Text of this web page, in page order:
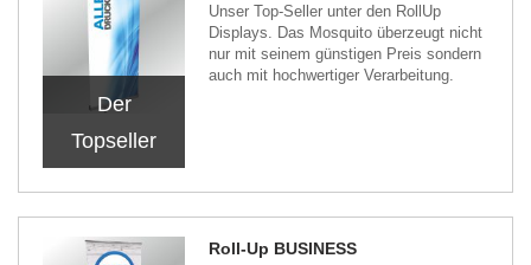
Der
Topseller
Unser Top-Seller unter den RollUp
Displays. Das Mosquito überzeugt nicht
nur mit seinem günstigen Preis sondern
auch mit hochwertiger Verarbeitung.
Roll-Up BUSINESS